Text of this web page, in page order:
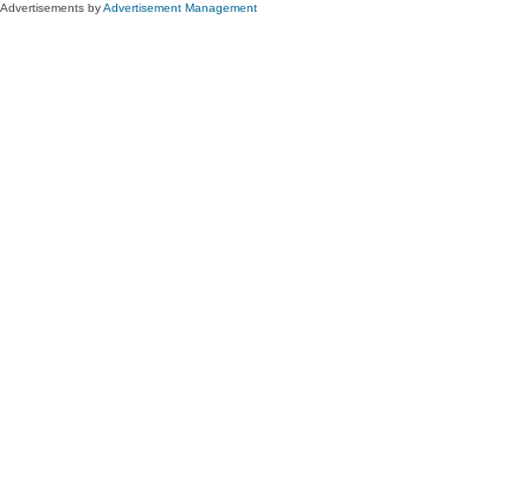
Advertisements byAdvertisement Management